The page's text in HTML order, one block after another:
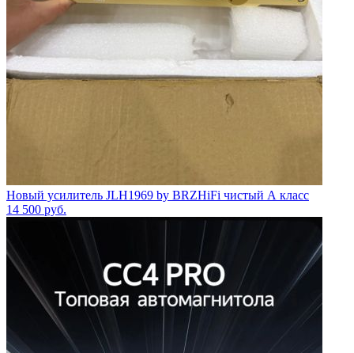
Новый усилитель JLH1969 by BRZHiFi чистый А класс
14 500 руб.